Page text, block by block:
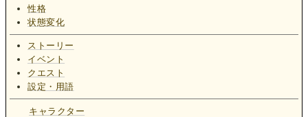
性格
状態変化
ストーリー
イベント
クエスト
設定・用語
キャラクター